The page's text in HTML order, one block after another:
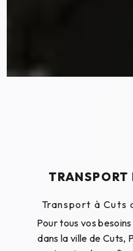
TRANSPORT
Transport à Cuts
Pour tous vos
dans la ville de Cuts,